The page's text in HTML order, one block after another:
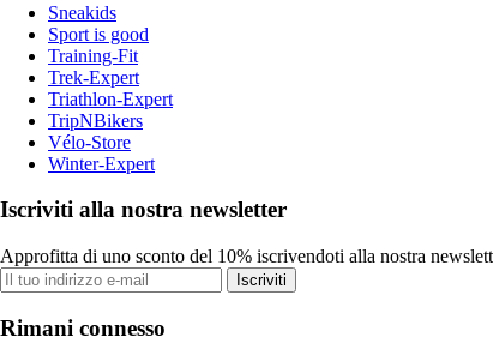
Sneakids
Sport is good
Training-Fit
Trek-Expert
Triathlon-Expert
TripNBikers
Vélo-Store
Winter-Expert
Iscriviti alla nostra newsletter
Approfitta di uno sconto del 10% iscrivendoti alla nostra
Iscriviti
Rimani connesso